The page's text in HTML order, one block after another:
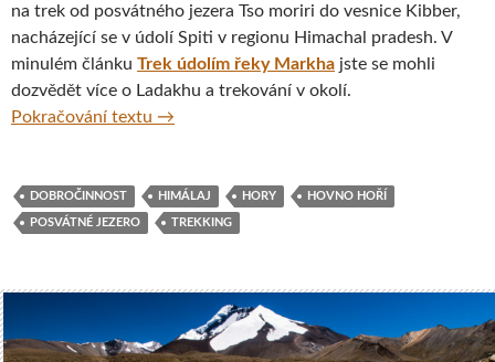
na trek od posvátného jezera Tso moriri do vesnice Kibber,
nacházející se v údolí Spiti v regionu Himachal pradesh. V
minulém článku Trek údolím řeky Markha jste se mohli
dozvědět více o Ladakhu a trekování v okolí.
Pokračování textu Trek od posvátného jezera Tso Moriri do
→
DOBROČINNOST HIMÁLAJ HORY HOVNO HOŘÍ
POSVÁTNÉ JEZERO TREKKING